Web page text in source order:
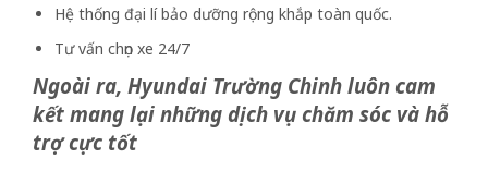
Hệ thống đại lí bảo dưỡng rộng khắp toàn quốc.
Tư vấn chọn xe 24/7
Ngoài ra, Hyundai Trường Chinh luôn cam
kết mang lại những dịch vụ chăm sóc và hỗ
trợ cực tốt